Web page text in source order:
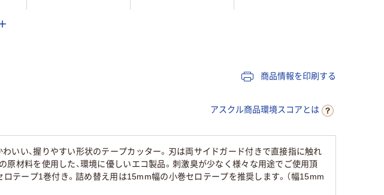
商品情報を印刷する
アスクル商品環境スコアとは
いい、握りやすい形状のテープカッター。刃は両サイドガード付きで直接指に触れ
原材料を使用した、環境に優しいエコ製品。刺激臭が少なく様々な用途でご使用頂
ロテープ1巻付き。詰め替え用は15mm幅の小巻セロテープを推奨します。（幅15mm